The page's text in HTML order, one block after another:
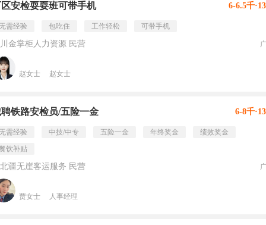
安检耍耍班可带手机 6-6.5千
需经验 包吃住 工作轻松 可带手机
金掌柜人力资源 民营
赵女士 赵女士
铁路安检员/五险一金 6-8千
需经验 中技/中专 五险一金 年终奖金
绩效奖金
饮补贴
疆无崖客运服务 民营
贾女士 人事经理